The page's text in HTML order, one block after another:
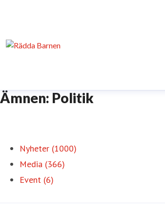
Ämnen: Politik
Nyheter (1000)
Media (366)
Event (6)